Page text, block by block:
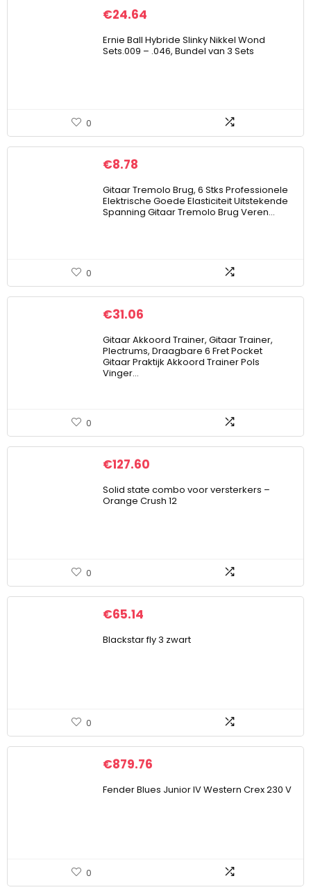
€24.64
Ernie Ball Hybride Slinky Nikkel Wond
Sets.009 – .046, Bundel van 3 Sets
0
€8.78
Gitaar Tremolo Brug, 6 Stks Professionele
Elektrische Goede Elasticiteit Uitstekende
Spanning Gitaar Tremolo Brug Veren…
0
€31.06
Gitaar Akkoord Trainer, Gitaar Trainer,
Plectrums, Draagbare 6 Fret Pocket
Gitaar Praktijk Akkoord Trainer Pols
Vinger…
0
€127.60
Solid state combo voor versterkers –
Orange Crush 12
0
€65.14
Blackstar fly 3 zwart
0
€879.76
Fender Blues Junior IV Western Crex 230 V
0